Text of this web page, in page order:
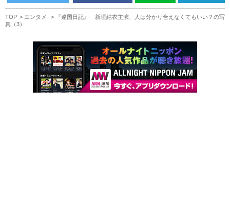
TOP エンタメ
『違国日記』 新垣結衣主演、人は分かり合えなくてもいい？の写
真（3）